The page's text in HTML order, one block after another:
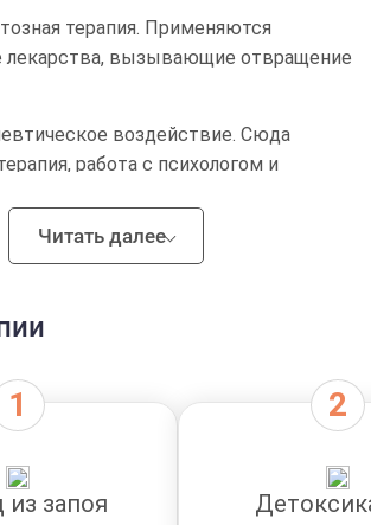
терапия. Применяются
вызывающие отвращение
воздействие. Сюда
работа с психологом и
Популярные методы: довженко,
дисульфирам), алкоблокада.
Используются лазерная
для нормализации
мозга.
без ведома
Красноярске: почему
Читать далее
запоя